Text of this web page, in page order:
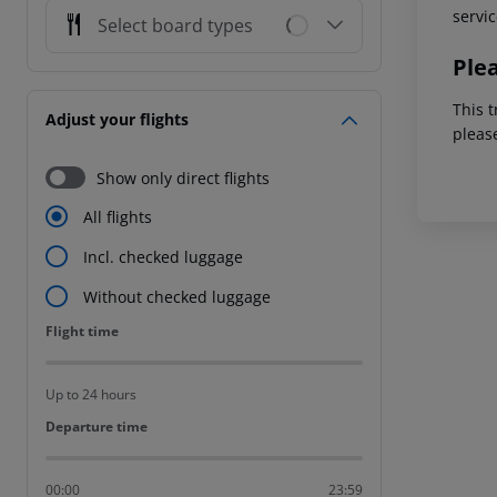
Select board types
Adjust your flights
Show only direct flights
All flights
Incl. checked luggage
Without checked luggage
Flight time
Flight time
Up to 24 hours
Departure time
Departure time
00:00 23:59
This